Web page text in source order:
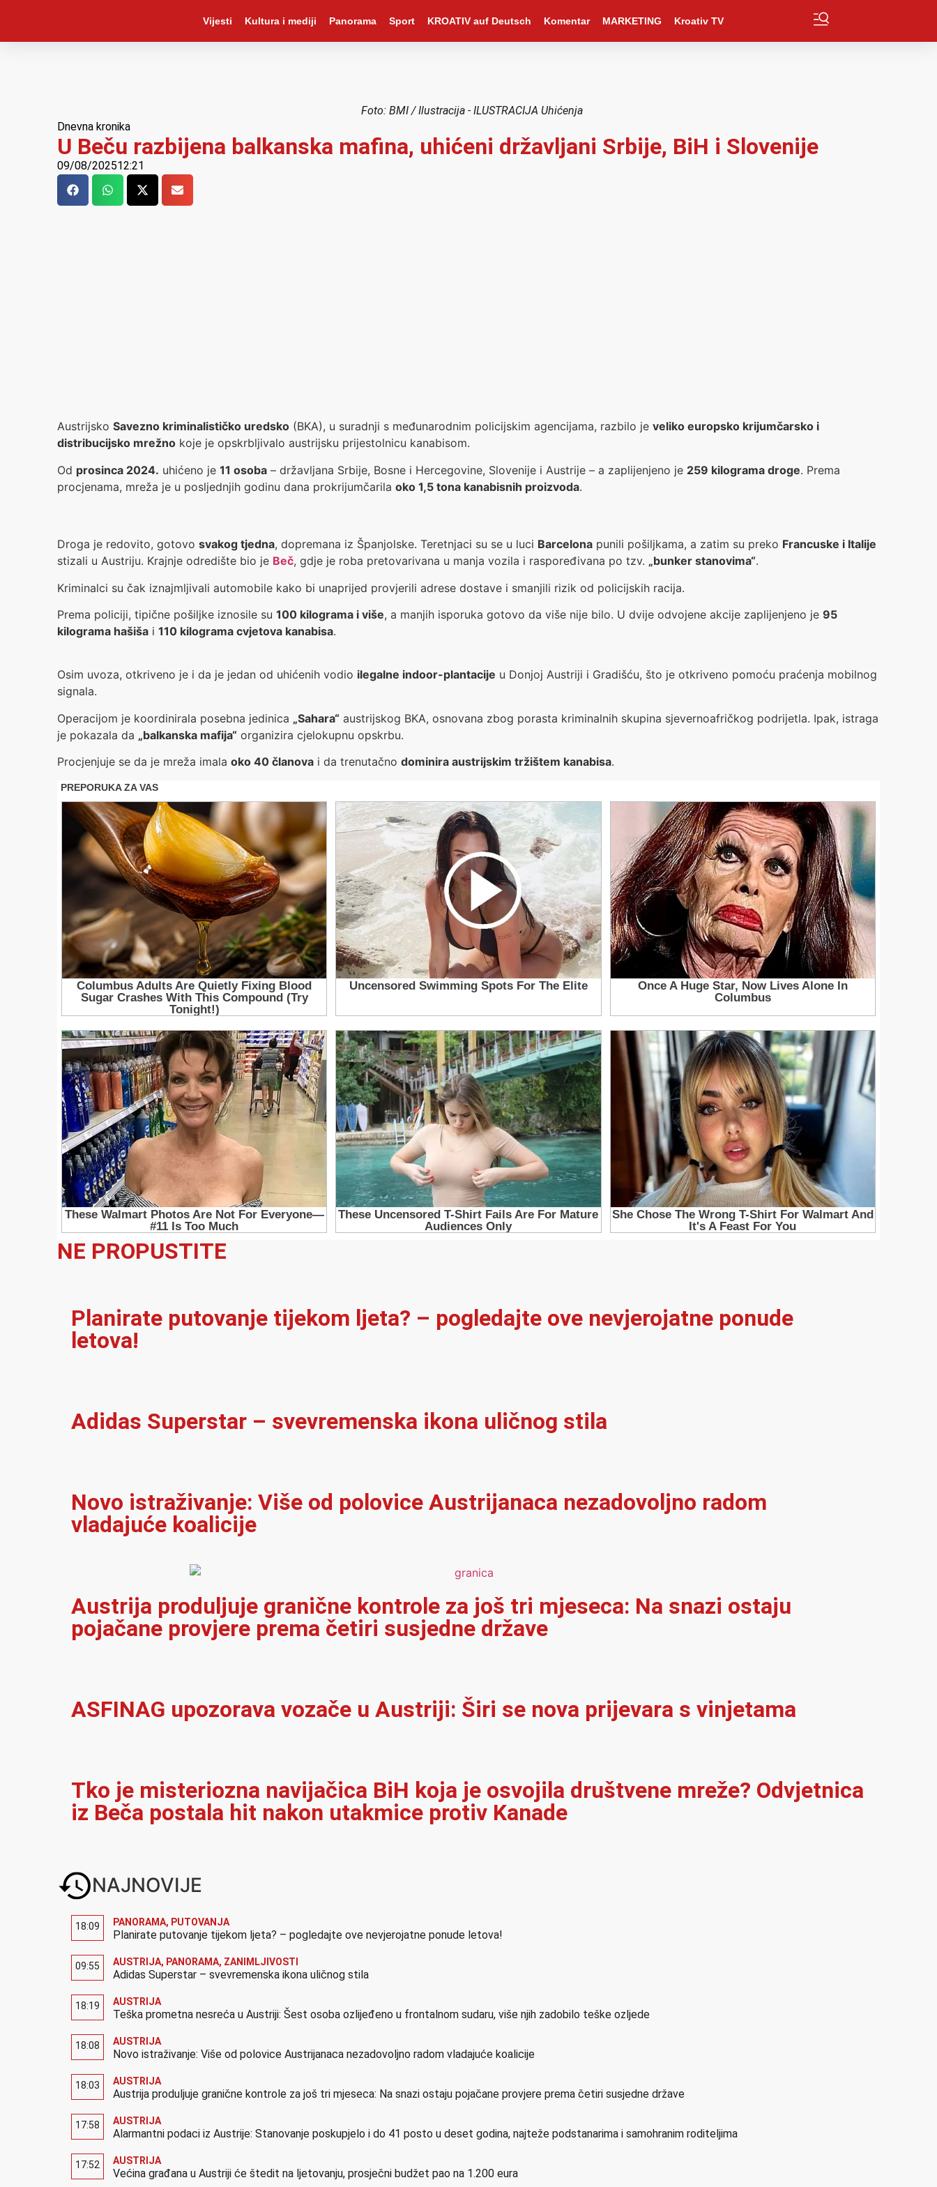
Vijesti Kultura i mediji Panorama Sport KROATIV auf Deutsch Komentar MARKETING Kroativ TV
Foto: BMI / Ilustracija - ILUSTRACIJA Uhićenja
Dnevna kronika
U Beču razbijena balkanska mafina, uhićeni državljani Srbije, BiH i Slovenije
09/08/202512:21
Austrijsko Savezno kriminalističko uredsko (BKA), u suradnji s međunarodnim policijskim agencijama, razbilo je veliko europsko krijumčarsko i
distribucijsko mrežno koje je opskrbljivalo austrijsku prijestolnicu kanabisom.
Od prosinca 2024. uhićeno je 11 osoba – državljana Srbije, Bosne i Hercegovine, Slovenije i Austrije – a zaplijenjeno je 259 kilograma droge. Prema
procjenama, mreža je u posljednjih godinu dana prokrijumčarila oko 1,5 tona kanabisnih proizvoda.
Droga je redovito, gotovo svakog tjedna, dopremana iz Španjolske. Teretnjaci su se u luci Barcelona punili pošiljkama, a zatim su preko Francuske i Italije
stizali u Austriju. Krajnje odredište bio je Beč, gdje je roba pretovarivana u manja vozila i raspoređivana po tzv. „bunker stanovima“.
Kriminalci su čak iznajmljivali automobile kako bi unaprijed provjerili adrese dostave i smanjili rizik od policijskih racija.
Prema policiji, tipične pošiljke iznosile su 100 kilograma i više, a manjih isporuka gotovo da više nije bilo. U dvije odvojenе akcije zaplijenjeno je 95
kilograma hašiša i 110 kilograma cvjetova kanabisa.
Osim uvoza, otkriveno je i da je jedan od uhićenih vodio ilegalne indoor-plantacije u Donjoj Austriji i Gradišću, što je otkriveno pomoću praćenja mobilnog
signala.
Operacijom je koordinirala posebna jedinica „Sahara“ austrijskog BKA, osnovana zbog porasta kriminalnih skupina sjevernoafričkog podrijetla. Ipak, istraga
je pokazala da „balkanska mafija“ organizira cjelokupnu opskrbu.
Procjenjuje se da je mreža imala oko 40 članova i da trenutačno dominira austrijskim tržištem kanabisa.
NE PROPUSTITE
Planirate putovanje tijekom ljeta? – pogledajte ove nevjerojatne ponude
letova!
Adidas Superstar – svevremenska ikona uličnog stila
Novo istraživanje: Više od polovice Austrijanaca nezadovoljno radom
vladajuće koalicije
Austrija produljuje granične kontrole za još tri mjeseca: Na snazi ostaju
pojačane provjere prema četiri susjedne države
ASFINAG upozorava vozače u Austriji: Širi se nova prijevara s vinjetama
Tko je misteriozna navijačica BiH koja je osvojila društvene mreže? Odvjetnica
iz Beča postala hit nakon utakmice protiv Kanade
NAJNOVIJE
18:09 PANORAMA, PUTOVANJA
Planirate putovanje tijekom ljeta? – pogledajte ove nevjerojatne ponude letova!
09:55 AUSTRIJA, PANORAMA, ZANIMLJIVOSTI
Adidas Superstar – svevremenska ikona uličnog stila
18:19 AUSTRIJA
Teška prometna nesreća u Austriji: Šest osoba ozlijeđeno u frontalnom sudaru, više njih zadobilo teške ozljede
18:08 AUSTRIJA
Novo istraživanje: Više od polovice Austrijanaca nezadovoljno radom vladajuće koalicije
18:03 AUSTRIJA
Austrija produljuje granične kontrole za još tri mjeseca: Na snazi ostaju pojačane provjere prema četiri susjedne države
17:58 AUSTRIJA
Alarmantni podaci iz Austrije: Stanovanje poskupjelo i do 41 posto u deset godina, najteže podstanarima i samohranim roditeljima
17:52 AUSTRIJA
Većina građana u Austriji će štedit na ljetovanju, prosječni budžet pao na 1.200 eura